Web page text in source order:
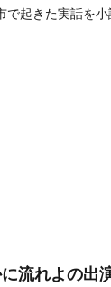
で起きた実話を
流れよの出